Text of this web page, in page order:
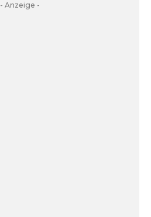
- Anzeige -